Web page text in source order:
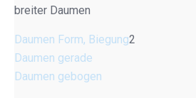
breiter Daumen
Daumen Form, Biegung2
Daumen gerade
Daumen gebogen